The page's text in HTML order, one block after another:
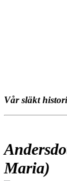
Vår släkt
Maria)